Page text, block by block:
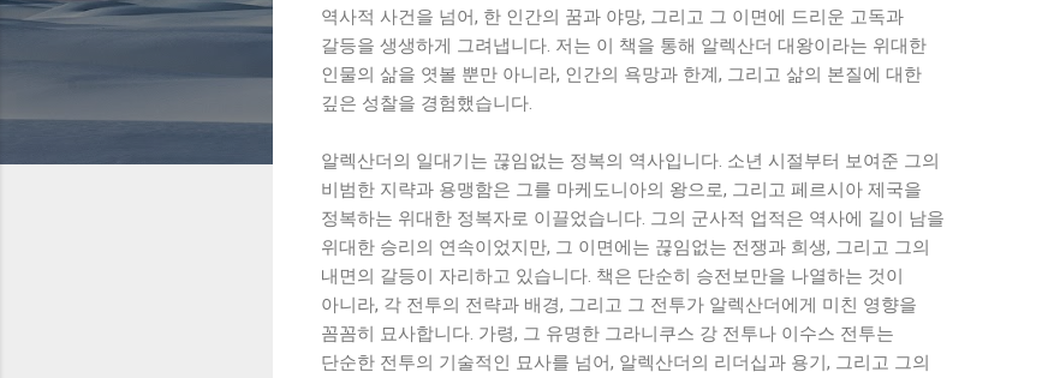
역사적 사건을 넘어, 한 인간의 꿈과 야망, 그리고 그 이면에 드리운 고독과
갈등을 생생하게 그려냅니다. 저는 이 책을 통해 알렉산더 대왕이라는 위대한
인물의 삶을 엿볼 뿐만 아니라, 인간의 욕망과 한계, 그리고 삶의 본질에 대한
깊은 성찰을 경험했습니다.
알렉산더의 일대기는 끊임없는 정복의 역사입니다. 소년 시절부터 보여준 그의
비범한 지략과 용맹함은 그를 마케도니아의 왕으로, 그리고 페르시아 제국을
정복하는 위대한 정복자로 이끌었습니다. 그의 군사적 업적은 역사에 길이 남을
위대한 승리의 연속이었지만, 그 이면에는 끊임없는 전쟁과 희생, 그리고 그의
내면의 갈등이 자리하고 있습니다. 책은 단순히 승전보만을 나열하는 것이
아니라, 각 전투의 전략과 배경, 그리고 그 전투가 알렉산더에게 미친 영향을
꼼꼼히 묘사합니다. 가령, 그 유명한 그라니쿠스 강 전투나 이수스 전투는
단순한 전투의 기술적인 묘사를 넘어, 알렉산더의 리더십과 용기, 그리고 그의